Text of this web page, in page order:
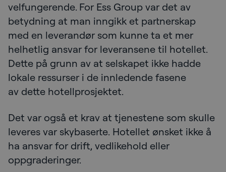
velfungerende. For Ess Group var det av
betydning at man inngikk et partnerskap
med en leverandør som kunne ta et mer
helhetlig ansvar for leveransene til hotellet.
Dette på grunn av at selskapet ikke hadde
lokale ressurser i de innledende fasene
av dette hotellprosjektet.
Det var også et krav at tjenestene som skulle
leveres var skybaserte. Hotellet ønsket ikke å
ha ansvar for drift, vedlikehold eller
oppgraderinger.